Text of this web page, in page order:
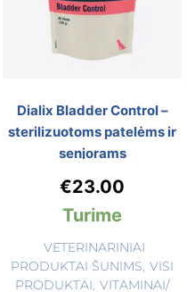
Dialix Bladder Control –
sterilizuotoms patelėms ir
senjorams
€23.00
Turime
VETERINARINIAI
PRODUKTAI ŠUNIMS VISI
PRODUKTAI VITAMINAI/